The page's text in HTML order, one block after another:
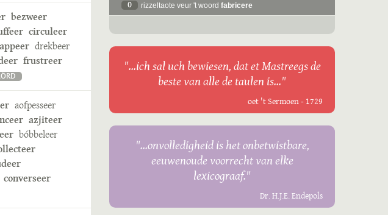
bezweer
circuleer
drekbeer
frustreer
aofpesseer
azjiteer
bóbbeleer
converseer
0 rizzeltaote veur 't woord fabricere
"...ich sal uch bewiesen, dat et Mastreegs de
beste van alle de taulen is..."
oet 't Sermoen - 1729
"...onvolledigheid is het onbetwistbare,
eeuwenoude voorrecht van elke
lexicograaf."
Dr. H.J.E. Endepols